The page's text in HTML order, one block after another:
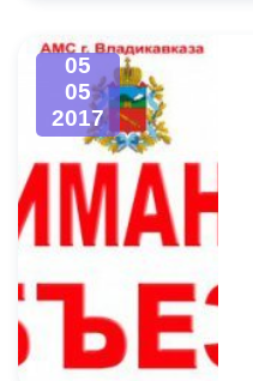
05
05
2017